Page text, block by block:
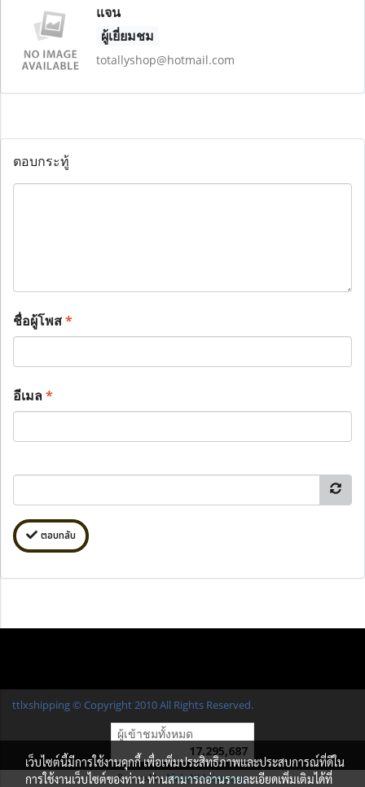
แจน
ผู้เยี่ยมชม
totallyshop@hotmail.com
ตอบกระทู้
ชื่อผู้โพส*
อีเมล*
ตอบกลับ
ttlxshipping © Copyright 2010 All Rights Reserved.
ผู้เข้าชมวันนี้
Powered byMakeWebEasy.com
เว็บไซต์นี้มีการใช้งานคุกกี้ เพื่อเพิ่มประสิทธิภาพและประสบการณ์ที่ดีใน
การใช้งานเว็บไซต์ของท่าน ท่านสามารถอ่านรายละเอียดเพิ่มเติมได้ที่